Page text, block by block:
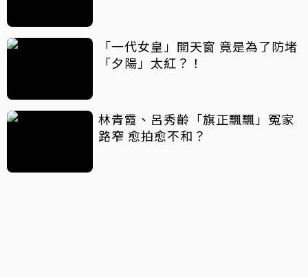
「一代女皇」開天窗 竟是為了防堵
「夕陽」太紅？！
林青霞、呂秀齡「旗正飄飄」冤家
路窄 愈拍愈不和？